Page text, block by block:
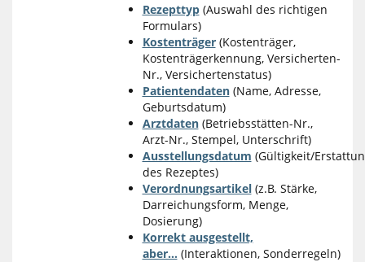
Rezepttyp(Auswahl des richtigen
Formulars)
Kostenträger(Kostenträger,
Kostenträgerkennung, Versicherten-
Nr., Versichertenstatus)
Patientendaten(Name, Adresse,
Geburtsdatum)
Arztdaten(Betriebsstätten-Nr.,
Arzt-Nr., Stempel, Unterschrift)
Ausstellungsdatum (Gültigkeit/
des Rezeptes)
Verordnungsartikel(z.B. Stärke,
Darreichungsform, Menge,
Dosierung)
Korrekt ausgestellt,
aber... (Interaktionen, Sonderregeln)